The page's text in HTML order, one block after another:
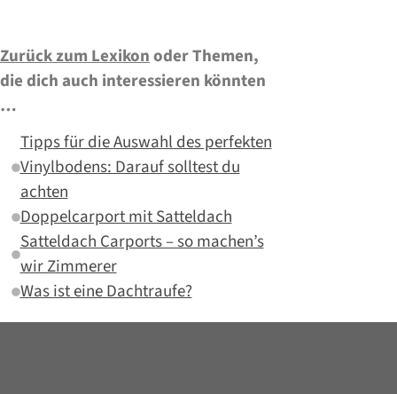
Zurück zum Lexikonoder Themen,
die dich auch interessieren könnten
…
Tipps für die Auswahl des perfekten
Vinylbodens: Darauf solltest du
achten
Doppelcarport mit Satteldach
Satteldach Carports – so machen’s
wir Zimmerer
Was ist eine Dachtraufe?